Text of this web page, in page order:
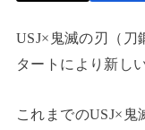
USJ×鬼滅の刃（刀
タートにより新し
これまでのUSJ×